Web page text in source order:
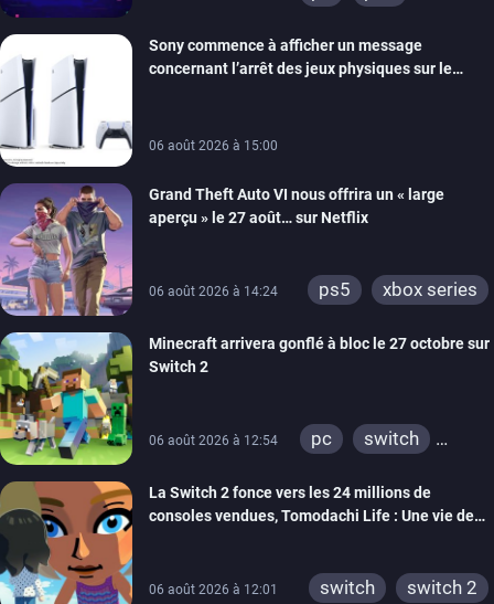
switch
ios
android
ps4
Sony commence à afficher un message
concernant l’arrêt des jeux physiques sur le
06 août 2026 à 15:00
Grand Theft Auto VI nous offrira un « large
aperçu » le 27 août… sur Netflix
06 août 2026 à 14:24 ps5 xbox series
Minecraft arrivera gonflé à bloc le 27 octobre sur
Switch 2
06 août 2026 à 12:54 pc
switch
xbox one
wiiu
3ds
ps3
switch 2
La Switch 2 fonce vers les 24 millions de
consoles vendues, Tomodachi Life : Une vie de
06 août 2026 à 12:01 switch switch 2